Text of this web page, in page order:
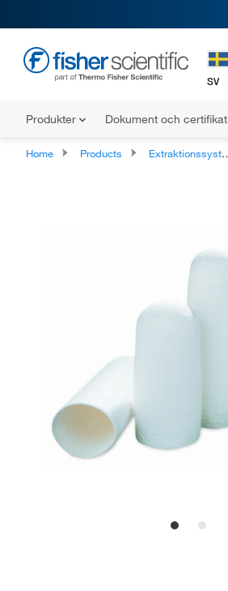
SV
Produkter Dokument och certifikat
Home Products Extraktionssystem